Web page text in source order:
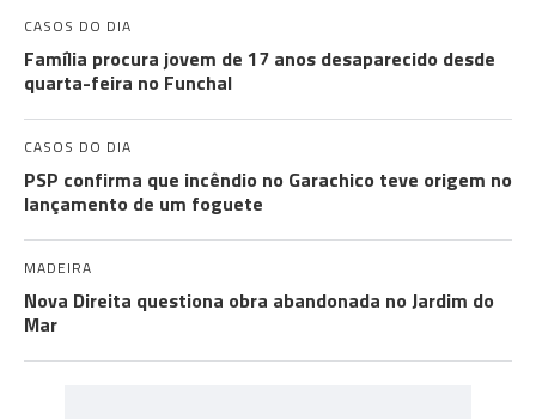
CASOS DO DIA
Família procura jovem de 17 anos desaparecido desde
quarta-feira no Funchal
CASOS DO DIA
PSP confirma que incêndio no Garachico teve origem no
lançamento de um foguete
MADEIRA
Nova Direita questiona obra abandonada no Jardim do
Mar